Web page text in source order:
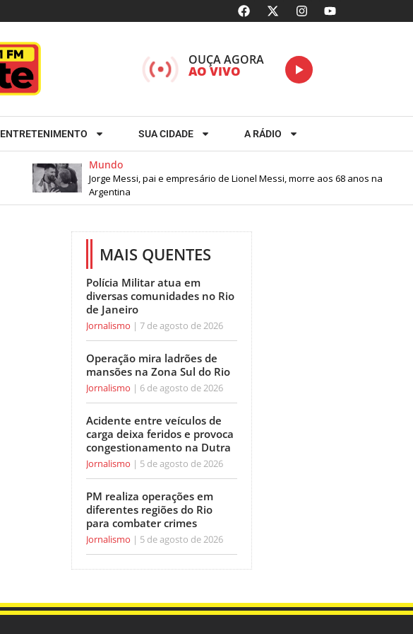
OUÇA AGORA
AO VIVO
ENTRETENIMENTO SUA CIDADE A RÁDIO
Mundo
Jorge Messi, pai e empresário de Lionel Messi, morre aos 68 anos na
Argentina
MAIS QUENTES
Polícia Militar atua em
diversas comunidades no Rio
de Janeiro
Jornalismo 7 de agosto de 2026
Operação mira ladrões de
mansões na Zona Sul do Rio
Jornalismo 6 de agosto de 2026
Acidente entre veículos de
carga deixa feridos e provoca
congestionamento na Dutra
Jornalismo 5 de agosto de 2026
PM realiza operações em
diferentes regiões do Rio
para combater crimes
Jornalismo 5 de agosto de 2026